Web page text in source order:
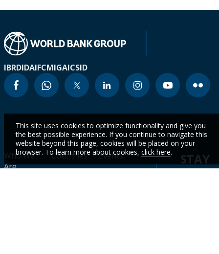
IBRDIDAIFCMIGAICSID
Who We
Are
Countries
Events
STAY
This site uses cookies to optimize functionality and give you
the best possible experience. If you continue to navigate this
website beyond this page, cookies will be placed on your
browser. To learn more about cookies, click here.